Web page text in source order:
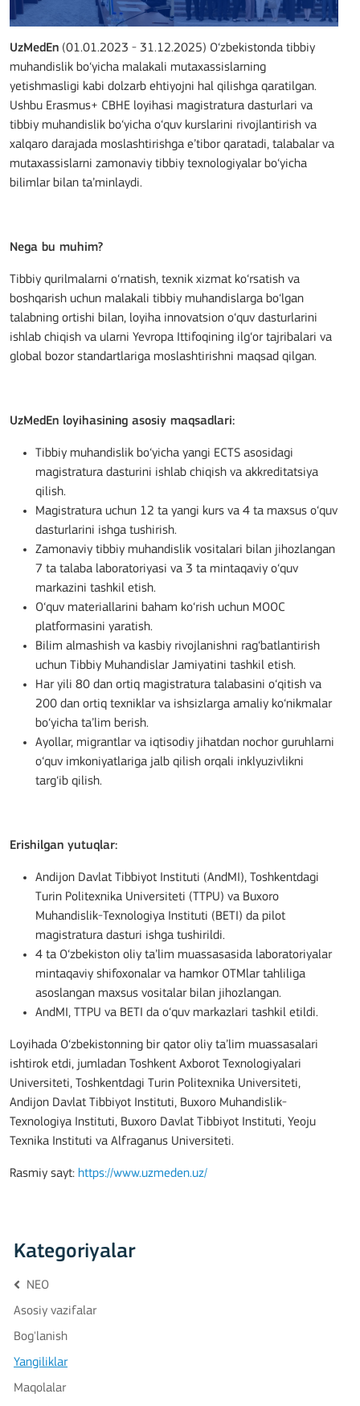
UzMedEn (01.01.2023 - 31.12.2025) O‘zbekistonda tibbiy
muhandislik bo‘yicha malakali mutaxassislarning
yetishmasligi kabi dolzarb ehtiyojni hal qilishga qaratilgan.
Ushbu Erasmus+ CBHE loyihasi magistratura dasturlari va
tibbiy muhandislik bo‘yicha o‘quv kurslarini rivojlantirish va
xalqaro darajada moslashtirishga e’tibor qaratadi, talabalar va
mutaxassislarni zamonaviy tibbiy texnologiyalar bo‘yicha
bilimlar bilan ta’minlaydi.
Nega bu muhim?
Tibbiy qurilmalarni o‘rnatish, texnik xizmat ko‘rsatish va
boshqarish uchun malakali tibbiy muhandislarga bo‘lgan
talabning ortishi bilan, loyiha innovatsion o‘quv dasturlarini
ishlab chiqish va ularni Yevropa Ittifoqining ilg‘or tajribalari va
global bozor standartlariga moslashtirishni maqsad qilgan.
UzMedEn loyihasining asosiy maqsadlari:
Tibbiy muhandislik bo‘yicha yangi ECTS asosidagi
magistratura dasturini ishlab chiqish va akkreditatsiya
qilish.
Magistratura uchun 12 ta yangi kurs va 4 ta maxsus o‘quv
dasturlarini ishga tushirish.
Zamonaviy tibbiy muhandislik vositalari bilan jihozlangan
7 ta talaba laboratoriyasi va 3 ta mintaqaviy o‘quv
markazini tashkil etish.
O‘quv materiallarini baham ko‘rish uchun MOOC
platformasini yaratish.
Bilim almashish va kasbiy rivojlanishni rag‘batlantirish
uchun Tibbiy Muhandislar Jamiyatini tashkil etish.
Har yili 80 dan ortiq magistratura talabasini o‘qitish va
200 dan ortiq texniklar va ishsizlarga amaliy ko‘nikmalar
bo‘yicha ta’lim berish.
Ayollar, migrantlar va iqtisodiy jihatdan nochor guruhlarni
o‘quv imkoniyatlariga jalb qilish orqali inklyuzivlikni
targ‘ib qilish.
Erishilgan yutuqlar:
Andijon Davlat Tibbiyot Instituti (AndMI), Toshkentdagi
Turin Politexnika Universiteti (TTPU) va Buxoro
Muhandislik-Texnologiya Instituti (BETI) da pilot
magistratura dasturi ishga tushirildi.
4 ta O‘zbekiston oliy ta’lim muassasasida laboratoriyalar
mintaqaviy shifoxonalar va hamkor OTMlar tahliliga
asoslangan maxsus vositalar bilan jihozlangan.
AndMI, TTPU va BETI da o‘quv markazlari tashkil etildi.
Loyihada O‘zbekistonning bir qator oliy ta’lim muassasalari
ishtirok etdi, jumladan Toshkent Axborot Texnologiyalari
Universiteti, Toshkentdagi Turin Politexnika Universiteti,
Andijon Davlat Tibbiyot Instituti, Buxoro Muhandislik-
Texnologiya Instituti, Buxoro Davlat Tibbiyot Instituti, Yeoju
Texnika Instituti va Alfraganus Universiteti.
Rasmiy sayt: https://www.uzmeden.uz/
Kategoriyalar
NEO
Asosiy vazifalar
Bog'lanish
Yangiliklar
Maqolalar